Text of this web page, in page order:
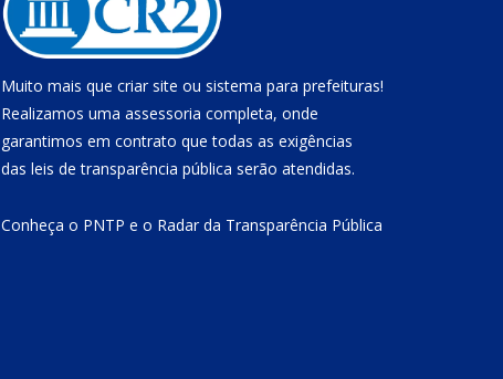
Muito mais que criar site ou sistema para prefeituras!
Realizamos uma assessoria completa, onde
garantimos em contrato que todas as exigências
das leis de transparência pública serão atendidas.
Conheça o PNTP e o Radar da Transparência Pública